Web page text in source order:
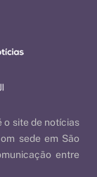
o site de notícias
sede em São
entre